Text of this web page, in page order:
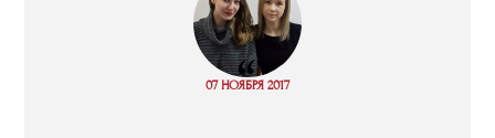
“
07 НОЯБРЯ 2017
Read